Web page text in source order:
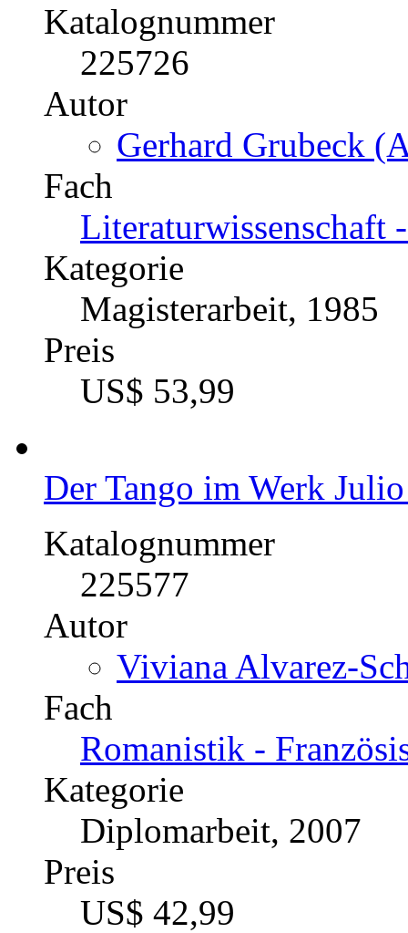
Katalognummer
225726
Autor
Gerhard Grubeck
Fach
Literaturwissenschaft
Kategorie
Magisterarbeit, 1985
Preis
US$ 53,99
Der Tango im Werk
Katalognummer
225577
Autor
Viviana Alvarez-
Fach
Romanistik -
Kategorie
Diplomarbeit, 2007
Preis
US$ 42,99